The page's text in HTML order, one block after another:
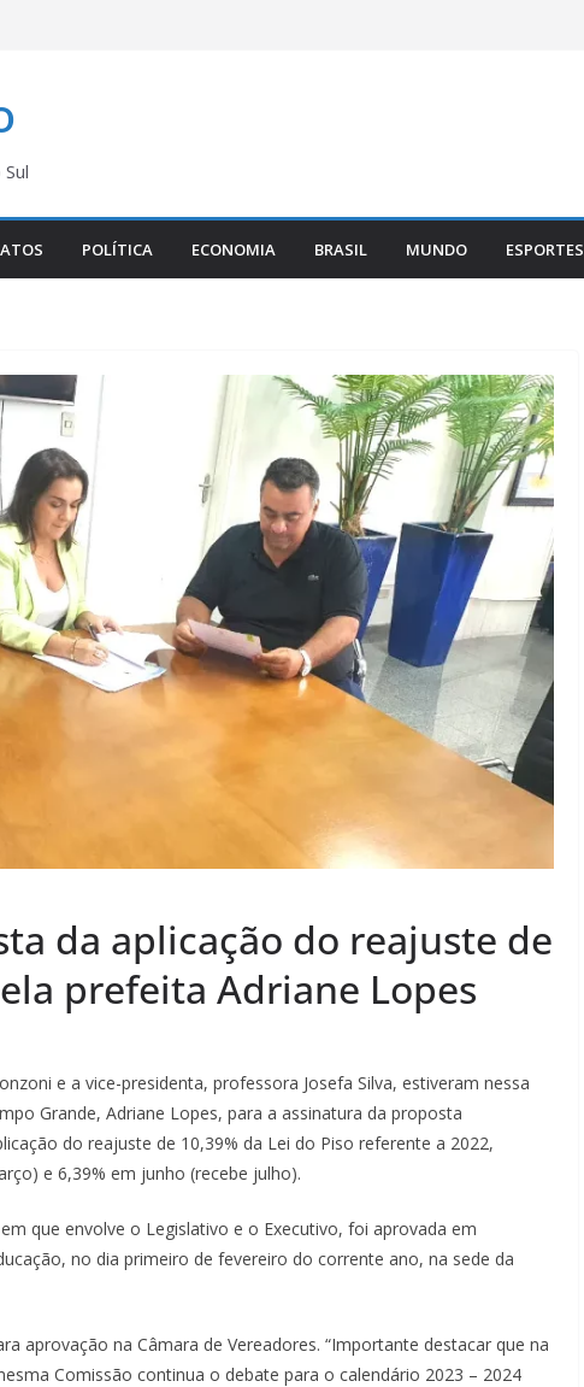
POLÍTICA ECONOMIA BRASIL MUNDO ESPORTES
da aplicação do reajuste de
prefeita Adriane Lopes
e a vice-presidenta, professora Josefa Silva, estiveram nessa
Grande, Adriane Lopes, para a assinatura da proposta
do reajuste de 10,39% da Lei do Piso referente a 2022,
e 6,39% em junho (recebe julho).
que envolve o Legislativo e o Executivo, foi aprovada em
no dia primeiro de fevereiro do corrente ano, na sede da
aprovação na Câmara de Vereadores. “Importante destacar que na
Comissão continua o debate para o calendário 2023 – 2024